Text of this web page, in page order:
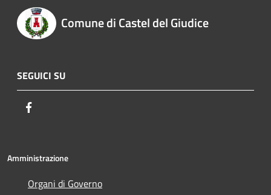
Comune di Castel del Giudice
SEGUICI SU
Amministrazione
Organi di Governo